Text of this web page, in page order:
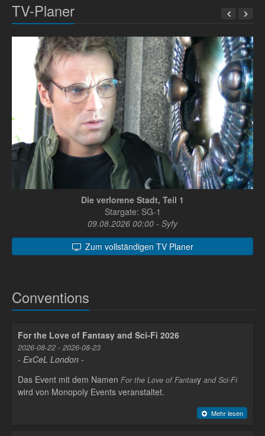
TV-Planer
Die verlorene Stadt, Teil 1
Stargate: SG-1
09.08.2026 00:00 - Syfy
Zum vollständigen TV Planer
Conventions
For the Love of Fantasy and Sci-Fi 2026
2026-08-22 - 2026-08-23
- ExCeL London -
Das Event mit dem Namen For the Love of Fantasy and Sci-Fi
wird von Monopoly Events veranstaltet.
Mehr lesen